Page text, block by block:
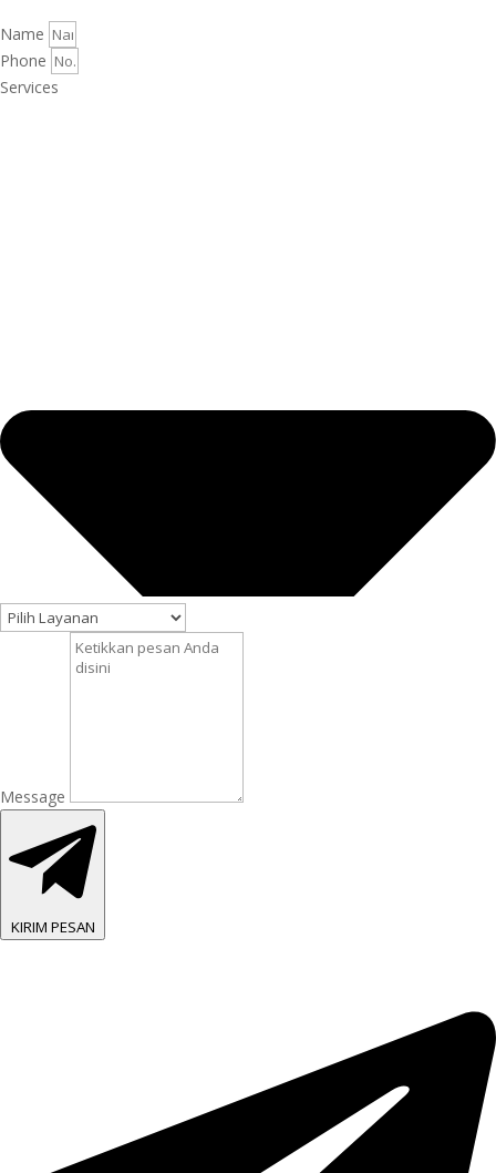
Name
Phone
Services
Message
KIRIM PESAN